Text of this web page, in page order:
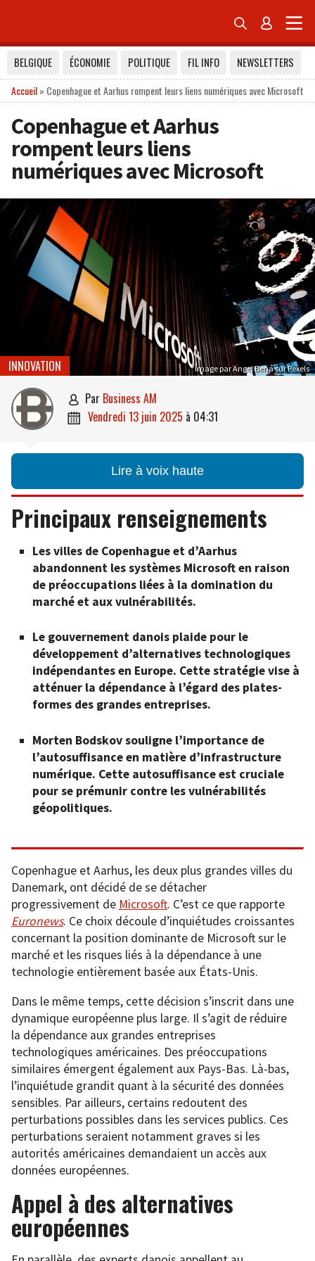
 
BELGIQUE ÉCONOMIE POLITIQUE FIL INFO
NEWSLETTERS
Accueil» Copenhague et Aarhus rompent leurs liens numériques avec Microsoft
Copenhague et Aarhus
rompent leurs liens
numériques avec Microsoft
Image par Angel Bena sur Pexels
INNOVATION
 par Business AM
 vendredi 13 juin 2025 à 04:31
Lire à voix haute
Principaux renseignements
Les villes de Copenhague et d’Aarhus
abandonnent les systèmes Microsoft en raison
de préoccupations liées à la domination du
marché et aux vulnérabilités.
Le gouvernement danois plaide pour le
développement d’alternatives technologiques
indépendantes en Europe. Cette stratégie vise à
atténuer la dépendance à l’égard des plates-
formes des grandes entreprises.
Morten Bodskov souligne l’importance de
l’autosuffisance en matière d’infrastructure
numérique. Cette autosuffisance est cruciale
pour se prémunir contre les vulnérabilités
géopolitiques.
Copenhague et Aarhus, les deux plus grandes villes du
Danemark, ont décidé de se détacher
progressivement de Microsoft. C’est ce que rapporte
Euronews. Ce choix découle d’inquiétudes croissantes
concernant la position dominante de Microsoft sur le
marché et les risques liés à la dépendance à une
technologie entièrement basée aux États-Unis.
Dans le même temps, cette décision s’inscrit dans une
dynamique européenne plus large. Il s’agit de réduire
la dépendance aux grandes entreprises
technologiques américaines. Des préoccupations
similaires émergent également aux Pays-Bas. Là-bas,
l’inquiétude grandit quant à la sécurité des données
sensibles. Par ailleurs, certains redoutent des
perturbations possibles dans les services publics. Ces
perturbations seraient notamment graves si les
autorités américaines demandaient un accès aux
données européennes.
Appel à des alternatives
européennes